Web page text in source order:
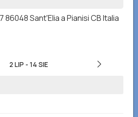
86048 Sant'Elia a Pianisi CB Italia
2 LIP - 14 SIE